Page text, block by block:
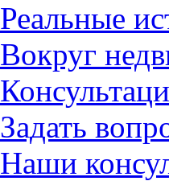
Реальные
Вокруг
Задать
Наши